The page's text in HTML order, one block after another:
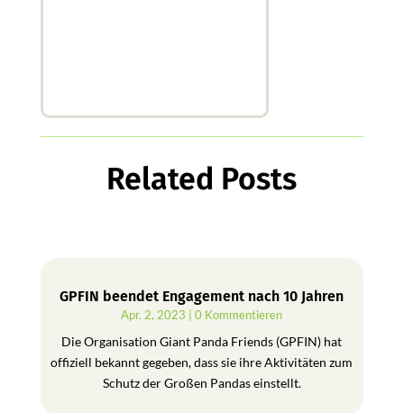
Related Posts
GPFIN beendet Engagement nach 10 Jahren
Apr. 2, 2023 | 0 Kommentieren
Die Organisation Giant Panda Friends (GPFIN) hat
offiziell bekannt gegeben, dass sie ihre Aktivitäten zum
Schutz der Großen Pandas einstellt.